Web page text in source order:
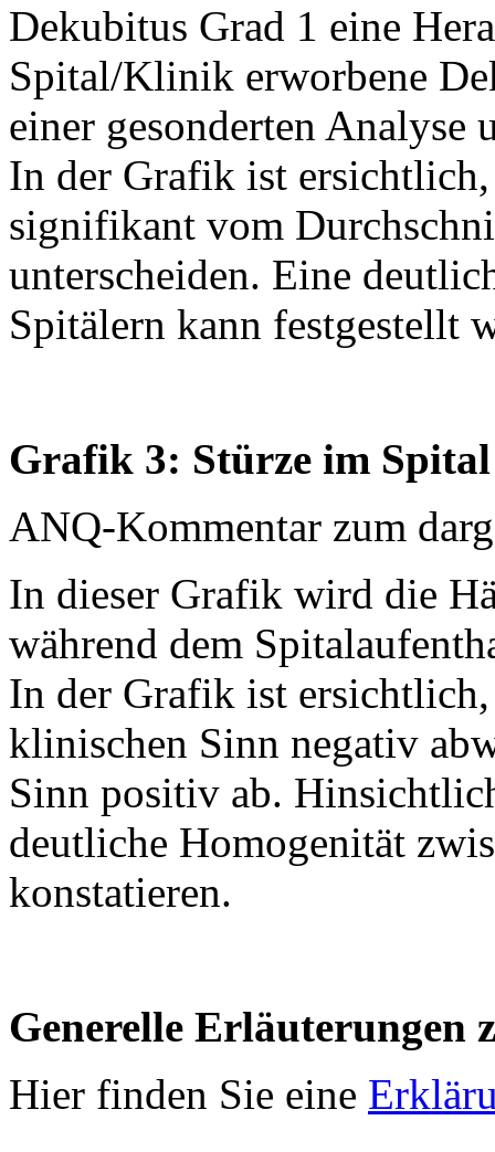
Dekubitus Grad 1 eine
Spital/Klinik erworbene
einer gesonderten Analyse
In der Grafik ist
signifikant vom
unterscheiden. Eine
Spitälern kann festgestellt
Grafik 3: Stürze im Spital
ANQ-Kommentar zum
In dieser Grafik wird die
während dem
In der Grafik ist
klinischen Sinn negativ
Sinn positiv ab.
deutliche Homogenität
konstatieren.
Generelle Erläuterungen
Hier finden Sie eine